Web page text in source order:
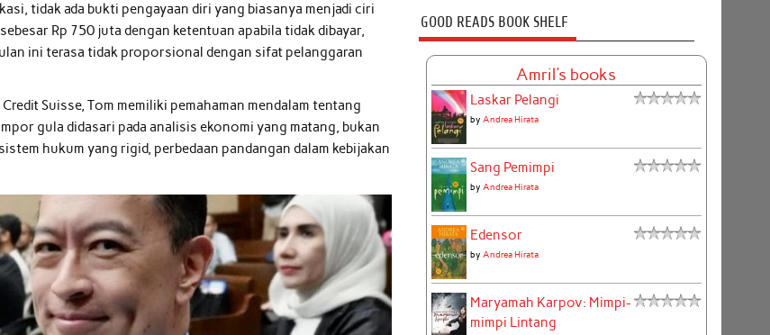
tidak ada bukti pengayaan diri yang biasanya menjadi ciri
Rp 750 juta dengan ketentuan apabila tidak dibayar,
ini terasa tidak proporsional dengan sifat pelanggaran
Suisse, Tom memiliki pemahaman mendalam tentang
gula didasari pada analisis ekonomi yang matang, bukan
hukum yang rigid, perbedaan pandangan dalam kebijakan
GOOD READS BOOK SHELF
Amril's books
Laskar Pelangi
by Andrea Hirata
Sang Pemimpi
by Andrea Hirata
Edensor
by Andrea Hirata
Maryamah Karpov: Mimpi-
mimpi Lintang